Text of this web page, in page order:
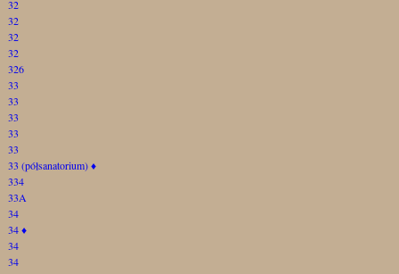
32
32
32
32
326
33
33
33
33
33
33 (półsanatorium)♦
334
33A
34
34♦
34
34